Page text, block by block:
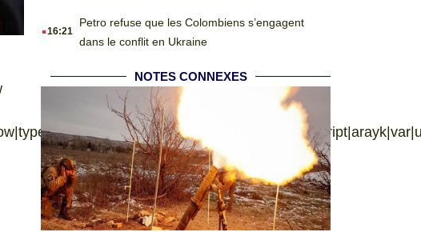
.16:21
Petro refuse que les Colombiens s’engagent
dans le conflit en Ukraine
NOTES CONNEXES